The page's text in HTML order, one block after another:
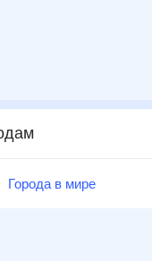
Города в мире